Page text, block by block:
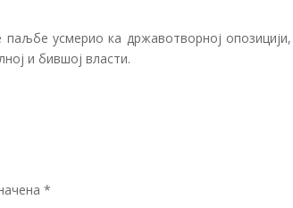
усмерио ка државотворној опозицији,
и бившој власти.
*